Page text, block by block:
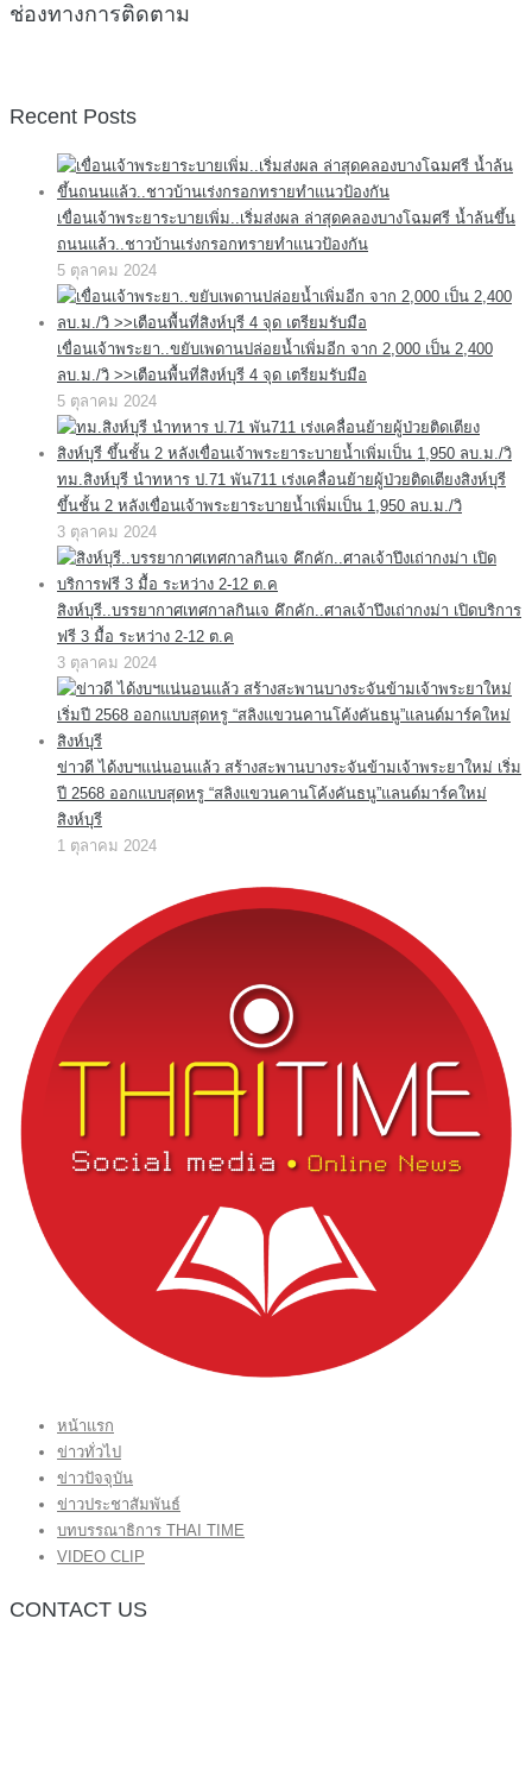
ช่องทางการติดตาม
Recent Posts
เขื่อนเจ้าพระยาระบายเพิ่ม..เริ่มส่งผล ล่าสุดคลองบางโฉมศรี น้ำล้นขึ้น
ถนนแล้ว..ชาวบ้านเร่งกรอกทรายทำแนวป้องกัน
5 ตุลาคม 2024
เขื่อนเจ้าพระยา..ขยับเพดานปล่อยน้ำเพิ่มอีก จาก 2,000 เป็น 2,400
ลบ.ม./วิ >>เตือนพื้นที่สิงห์บุรี 4 จุด เตรียมรับมือ
5 ตุลาคม 2024
ทม.สิงห์บุรี นำทหาร ป.71 พัน711 เร่งเคลื่อนย้ายผู้ป่วยติดเตียงสิงห์บุรี
ขึ้นชั้น 2 หลังเขื่อนเจ้าพระยาระบายน้ำเพิ่มเป็น 1,950 ลบ.ม./วิ
3 ตุลาคม 2024
สิงห์บุรี..บรรยากาศเทศกาลกินเจ คึกคัก..ศาลเจ้าปึงเถ่ากงม่า เปิดบริการ
ฟรี 3 มื้อ ระหว่าง 2-12 ต.ค
3 ตุลาคม 2024
ข่าวดี ได้งบฯแน่นอนแล้ว สร้างสะพานบางระจันข้ามเจ้าพระยาใหม่ เริ่ม
ปี 2568 ออกแบบสุดหรู “สลิงแขวนคานโค้งคันธนู”แลนด์มาร์คใหม่
สิงห์บุรี
1 ตุลาคม 2024
หน้าแรก
ข่าวทั่วไป
ข่าวปัจจุบัน
ข่าวประชาสัมพันธ์
บทบรรณาธิการ THAI TIME
VIDEO CLIP
CONTACT US